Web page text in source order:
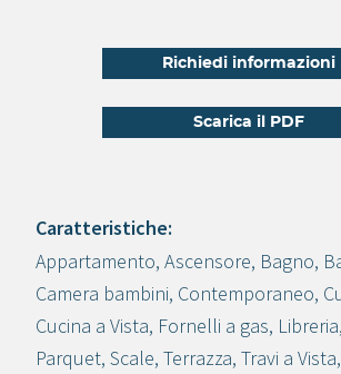
Richiedi informazioni
Scarica il PDF
Crea progetto
Caratteristiche:
Appartamento, Ascensore, Bagno,
Camera bambini, Contemporaneo,
Cucina a Vista, Fornelli a gas, Libreria,
Parquet, Scale, Terrazza, Travi a Vista,